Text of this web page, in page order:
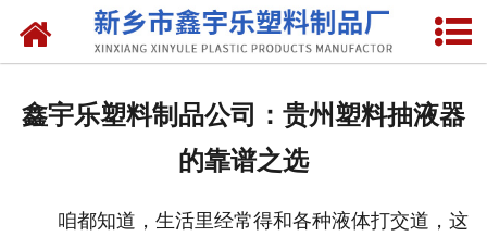
网站首页
鑫宇乐塑料制品公司：贵州塑料抽液器
的靠谱之选
咱都知道，生活里经常得和各种液体打交道，这